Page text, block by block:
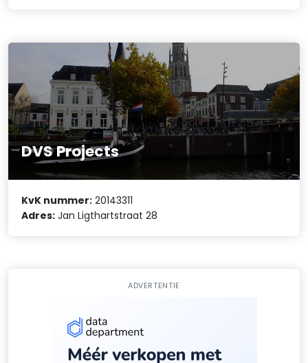
DVS Projects
KvK nummer: 20143311
Adres: Jan Ligthartstraat 28
ADVERTENTIE